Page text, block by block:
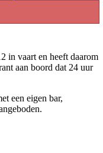
in vaart en heeft daarom
aan boord dat 24 uur
een eigen bar,